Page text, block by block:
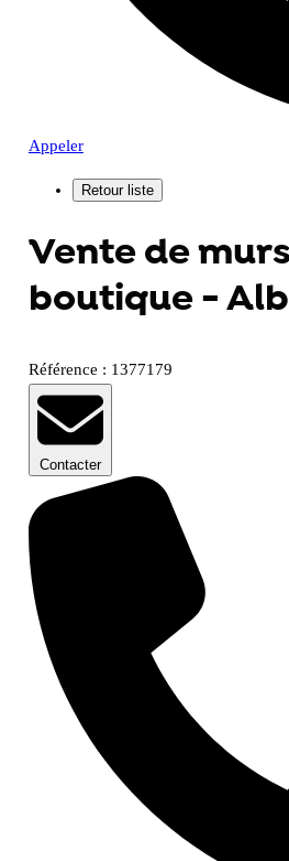
Appeler
Vente de
boutique -
Référence : 1377179
Contacter